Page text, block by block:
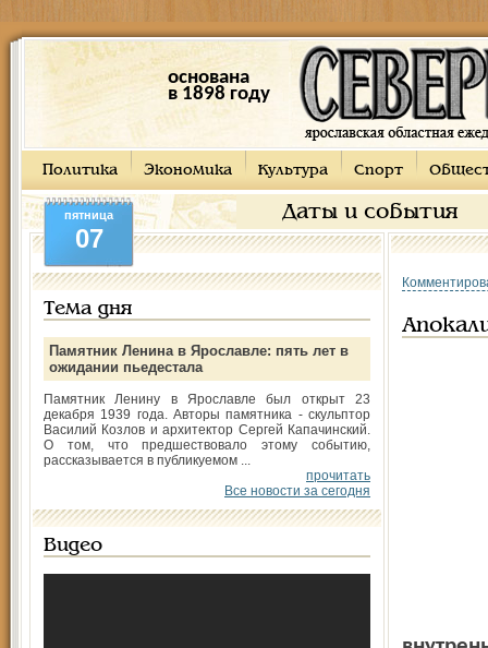
основана
в 1898 году
Политика Экономика Культура Спорт
Даты и события
пятница
07
Тема дня
Памятник Ленина в Ярославле: пять лет в
ожидании пьедестала
Памятник Ленину в Ярославле был открыт 23
декабря 1939 года. Авторы памятника - скульптор
Василий Козлов и архитектор Сергей Капачинский.
О том, что предшествовало этому событию,
рассказывается в публикуемом ...
прочитать
Все новости за сегодня
Видео